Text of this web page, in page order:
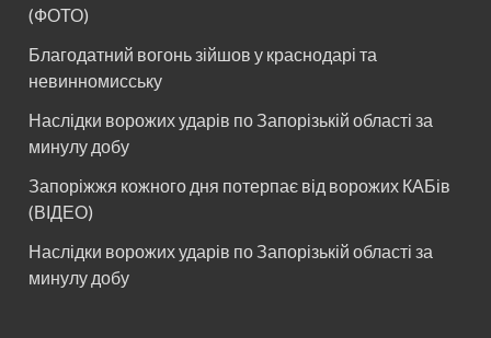
(ФОТО)
Благодатний вогонь зійшов у краснодарі та
невинномисську
Наслідки ворожих ударів по Запорізькій області за
минулу добу
Запоріжжя кожного дня потерпає від ворожих КАБів
(ВІДЕО)
Наслідки ворожих ударів по Запорізькій області за
минулу добу